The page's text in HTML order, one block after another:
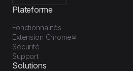
Plateforme
Fonctionnalités
Extension Chrome
Sécurité
Support
Solutions